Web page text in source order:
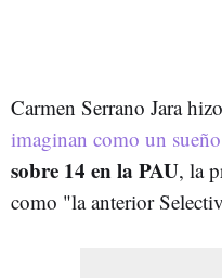
Carmen Serrano Jara
imaginan como un sueño
sobre 14 en la PAU, la
como "la anterior